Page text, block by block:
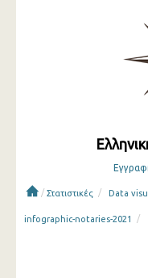
/ Στατιστικές / Data
infographic-notaries-2021 /